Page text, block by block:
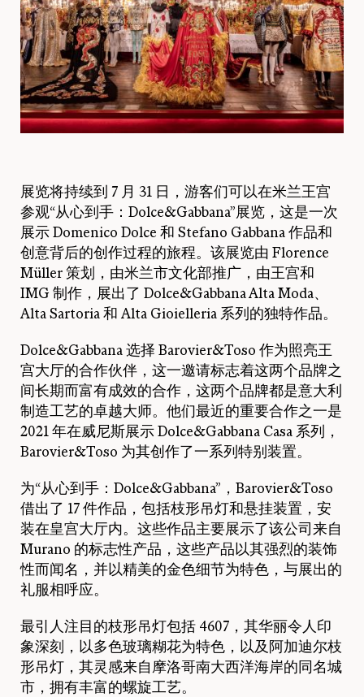
展览将持续到 7 月 31 日，游客们可以在米兰王宫
参观“从心到手：Dolce&Gabbana”展览，这是一次
展示 Domenico Dolce 和 Stefano Gabbana 作品和
创意背后的创作过程的旅程。该展览由 Florence
Müller 策划，由米兰市文化部推广，由王宫和
IMG 制作，展出了 Dolce&Gabbana Alta Moda、
Alta Sartoria 和 Alta Gioielleria 系列的独特作品。
Dolce&Gabbana 选择 Barovier&Toso 作为照亮王
宫大厅的合作伙伴，这一邀请标志着这两个品牌之
间长期而富有成效的合作，这两个品牌都是意大利
制造工艺的卓越大师。他们最近的重要合作之一是
2021 年在威尼斯展示 Dolce&Gabbana Casa 系列，
Barovier&Toso 为其创作了一系列特别装置。
为“从心到手：Dolce&Gabbana”，Barovier&Toso
借出了 17 件作品，包括枝形吊灯和悬挂装置，安
装在皇宫大厅内。这些作品主要展示了该公司来自
Murano 的标志性产品，这些产品以其强烈的装饰
性而闻名，并以精美的金色细节为特色，与展出的
礼服相呼应。
最引人注目的枝形吊灯包括 4607，其华丽令人印
象深刻，以多色玻璃糊花为特色，以及阿加迪尔枝
形吊灯，其灵感来自摩洛哥南大西洋海岸的同名城
市，拥有丰富的螺旋工艺。